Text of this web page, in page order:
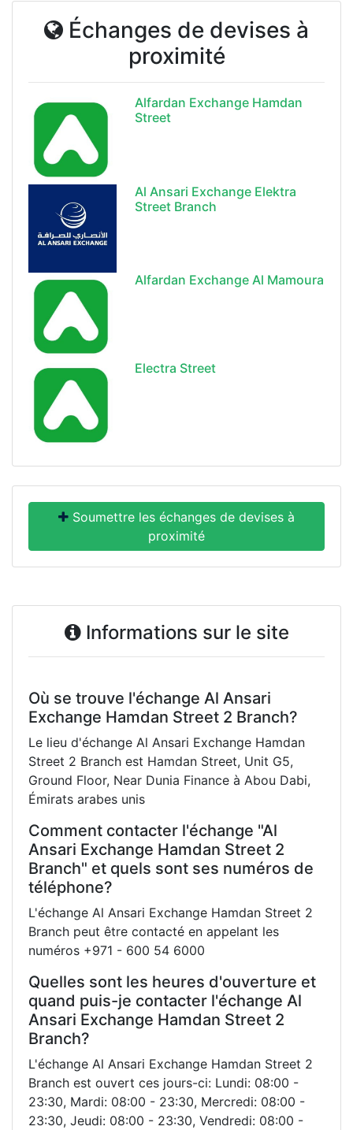
Échanges de devises à
proximité
Alfardan Exchange Hamdan
Street
Al Ansari Exchange Elektra
Street Branch
Alfardan Exchange Al Mamoura
Electra Street
Soumettre les échanges de devises à
proximité
Informations sur le site
Où se trouve l'échange Al Ansari
Exchange Hamdan Street 2 Branch?
Le lieu d'échange Al Ansari Exchange Hamdan
Street 2 Branch est Hamdan Street, Unit G5,
Ground Floor, Near Dunia Finance à Abou Dabi,
Émirats arabes unis
Comment contacter l'échange "Al
Ansari Exchange Hamdan Street 2
Branch" et quels sont ses numéros de
téléphone?
L'échange Al Ansari Exchange Hamdan Street 2
Branch peut être contacté en appelant les
numéros +971 - 600 54 6000
Quelles sont les heures d'ouverture et
quand puis-je contacter l'échange Al
Ansari Exchange Hamdan Street 2
Branch?
L'échange Al Ansari Exchange Hamdan Street 2
Branch est ouvert ces jours-ci: Lundi: 08:00 -
23:30, Mardi: 08:00 - 23:30, Mercredi: 08:00 -
23:30, Jeudi: 08:00 - 23:30, Vendredi: 08:00 -